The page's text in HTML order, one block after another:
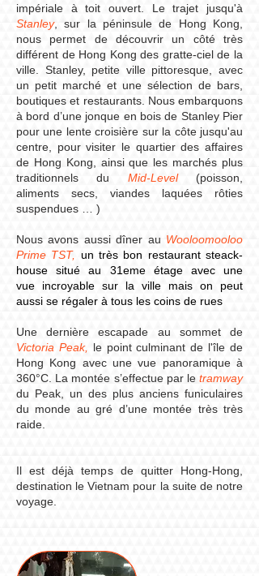
impériale à toit ouvert. Le trajet jusqu'à
Stanley, sur la péninsule de Hong Kong,
nous permet de découvrir un côté très
différent de Hong Kong des gratte-ciel de la
ville. Stanley, petite ville pittoresque, avec
un petit marché et une sélection de bars,
boutiques et restaurants. Nous embarquons
à bord d’une jonque en bois de Stanley Pier
pour une lente croisière sur la côte jusqu'au
centre, pour visiter le quartier des affaires
de Hong Kong, ainsi que les marchés plus
traditionnels du Mid-Level(poisson,
aliments secs, viandes laquées rôties
suspendues … )
Nous avons aussi dîner au Wooloomooloo
Prime TST, un très bon restaurant steack-
house situé au 31eme étage avec une
vue incroyable sur la ville mais on peut
aussi se régaler à tous les coins de rues
Une dernière escapade au sommet de
Victoria Peak,
le point culminant de l'île de
Hong Kong avec une vue panoramique à
360°C. La montée s’effectue par le tramway
du Peak, un des plus anciens funiculaires
du monde au gré d’une montée très très
raide.
Il est déjà temps de quitter Hong-Hong,
destination le Vietnam pour la suite de notre
voyage.